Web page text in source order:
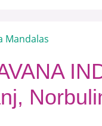
Mandalas